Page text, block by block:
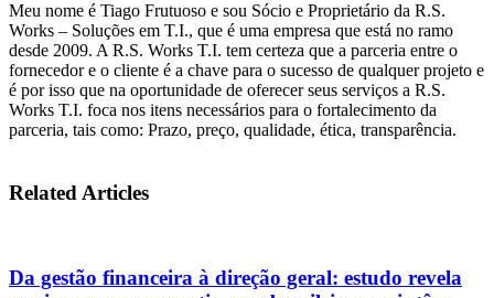
Meu nome é Tiago Frutuoso e sou Sócio e Proprietário da R.S.
Works – Soluções em T.I., que é uma empresa que está no ramo
desde 2009. A R.S. Works T.I. tem certeza que a parceria entre o
fornecedor e o cliente é a chave para o sucesso de qualquer projeto e
é por isso que na oportunidade de oferecer seus serviços a R.S.
Works T.I. foca nos itens necessários para o fortalecimento da
parceria, tais como: Prazo, preço, qualidade, ética, transparência.
Related Articles
Da gestão financeira à direção geral: estudo revela